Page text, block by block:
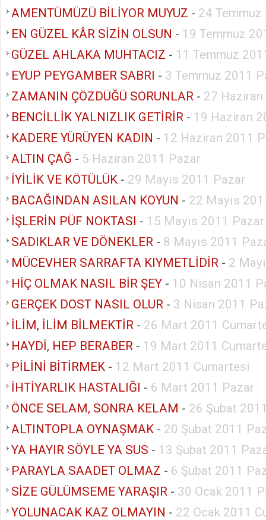
AMENTÜMÜZÜ BİLİYOR MUYUZ - 24
EN GÜZEL KÂR SİZİN OLSUN - 19 Temmuz
GÜZEL AHLAKA MUHTACIZ - 11 Temmuz
EYUP PEYGAMBER SABRI - 3 Temmuz 2011
ZAMANIN ÇÖZDÜĞÜ SORUNLAR - 27
BENCİLLİK YALNIZLIK GETİRİR - 19 Haziran
KADERE YÜRÜYEN KADIN - 12 Haziran 2011
ALTIN ÇAĞ - 5 Haziran 2011 Pazar
İYİLİK VE KÖTÜLÜK - 29 Mayıs 2011 Pazar
BACAĞINDAN ASILAN KOYUN - 22 Mayıs
İŞLERİN PÜF NOKTASI - 15 Mayıs 2011 Pazar
SADIKLAR VE DÖNEKLER - 8 Mayıs 2011
MÜCEVHER SARRAFTA KIYMETLİDİR - 2
HİÇ OLMAK NASIL BİR ŞEY - 10 Nisan 2011
GERÇEK DOST NASIL OLUR - 3 Nisan 2011
İLİM, İLİM BİLMEKTİR - 26 Mart 2011
HAYDİ, HEP BERABER - 19 Mart 2011
PİLİNİ BİTİRMEK - 12 Mart 2011 Cumartesi
İHTİYARLIK HASTALIĞI - 6 Mart 2011 Pazar
ÖNCE SELAM, SONRA KELAM - 26 Şubat
ALTINTOPLA OYNAŞMAK - 20 Şubat 2011
YA HAYIR SÖYLE YA SUS - 13 Şubat 2011
PARAYLA SAADET OLMAZ - 6 Şubat 2011
SİZE GÜLÜMSEME YARAŞIR - 30 Ocak 2011
YOLUNACAK KAZ OLMAYIN - 22 Ocak 2011